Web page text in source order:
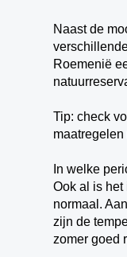
Naast de
Roemenië
Tip: check
maatregelen
In welke
Ook al is het
normaal.
zijn de
zomer goed